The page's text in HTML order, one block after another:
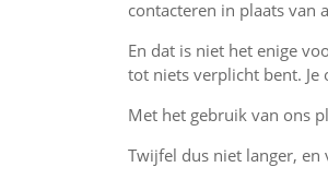
contacteren in plaats van
En dat is niet het enige
tot niets verplicht bent. Je
Met het gebruik van ons
Twijfel dus niet langer, en